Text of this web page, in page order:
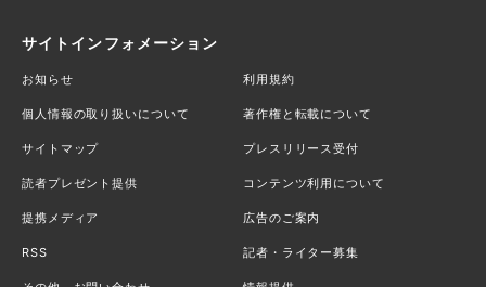
サイトインフォメーション
お知らせ 利用規約
個人情報の取り扱いについて 著作権と転載について
サイトマップ プレスリリース受付
読者プレゼント提供 コンテンツ利用について
提携メディア 広告のご案内
RSS 記者・ライター募集